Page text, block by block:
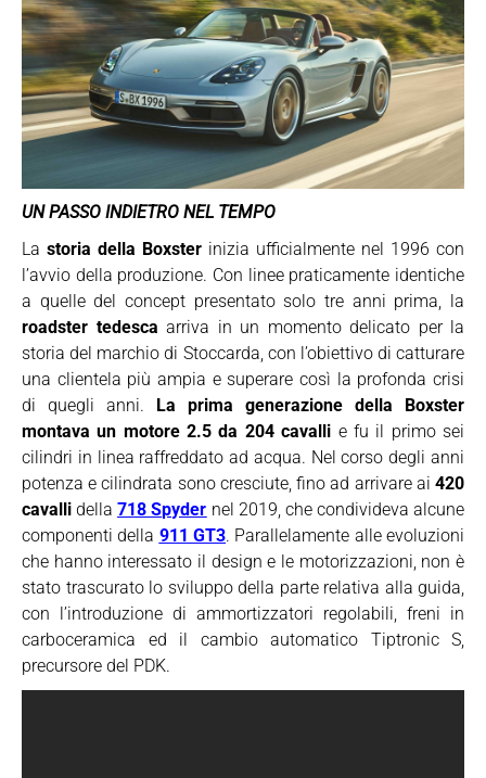
UN PASSO INDIETRO NEL TEMPO
La storia della Boxster inizia ufficialmente nel 1996 con
l’avvio della produzione. Con linee praticamente identiche
a quelle del concept presentato solo tre anni prima, la
roadster tedesca arriva in un momento delicato per la
storia del marchio di Stoccarda, con l’obiettivo di catturare
una clientela più ampia e superare così la profonda crisi
di quegli anni. La prima generazione della Boxster
montava un motore 2.5 da 204 cavalli e fu il primo sei
cilindri in linea raffreddato ad acqua. Nel corso degli anni
potenza e cilindrata sono cresciute, fino ad arrivare ai 420
cavalli della718 Spyder nel 2019, che condivideva alcune
componenti della 911 GT3. Parallelamente alle evoluzioni
che hanno interessato il design e le motorizzazioni, non è
stato trascurato lo sviluppo della parte relativa alla guida,
con l’introduzione di ammortizzatori regolabili, freni in
carboceramica ed il cambio automatico Tiptronic S,
precursore del PDK.